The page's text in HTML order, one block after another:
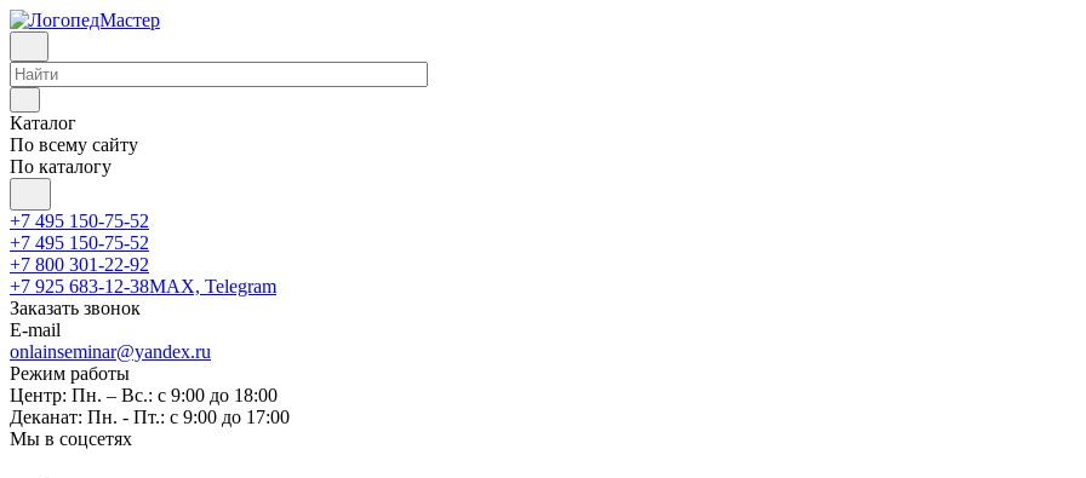
Каталог
По всему сайту
По каталогу
+7 495 150-75-52
+7 495 150-75-52
+7 800 301-22-92
+7 925 683-12-38MAX, Telegram
Заказать звонок
E-mail
onlainseminar@yandex.ru
Режим работы
Центр: Пн. – Вс.: с 9:00 до 18:00
Деканат: Пн. - Пт.: с 9:00 до 17:00
Мы в соцсетях